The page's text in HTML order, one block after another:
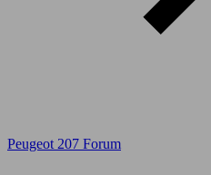
Peugeot 207 Forum